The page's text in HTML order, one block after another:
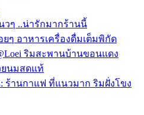
วๆ ..น่ารักมากร้านนี้
ๆ อาหารเครื่องดื่มเต็มพิกัด
ริมสะพานบ้านขอนแดง
ยนมสดแท้
ร้านกาแฟ ที่แนวมาก ริมฝั่งโขง